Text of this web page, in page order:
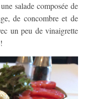
salade composée de
de concombre et de
un peu de vinaigrette